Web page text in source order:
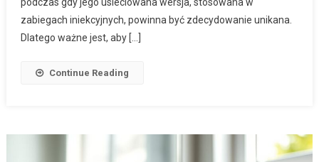
podczas gdy jego usieciowana wersja, stosowana w
zabiegach iniekcyjnych, powinna być zdecydowanie unikana.
Dlatego ważne jest, aby […]
Continue Reading